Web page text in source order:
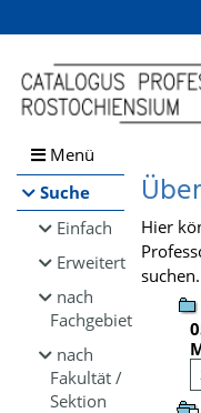
Browsen
direkt zum Inhalt
Menü
Suche
Einfach
Erweitert
nach
Fachgebiet
nach
Fakultät /
Sektion
Hier
suchen.